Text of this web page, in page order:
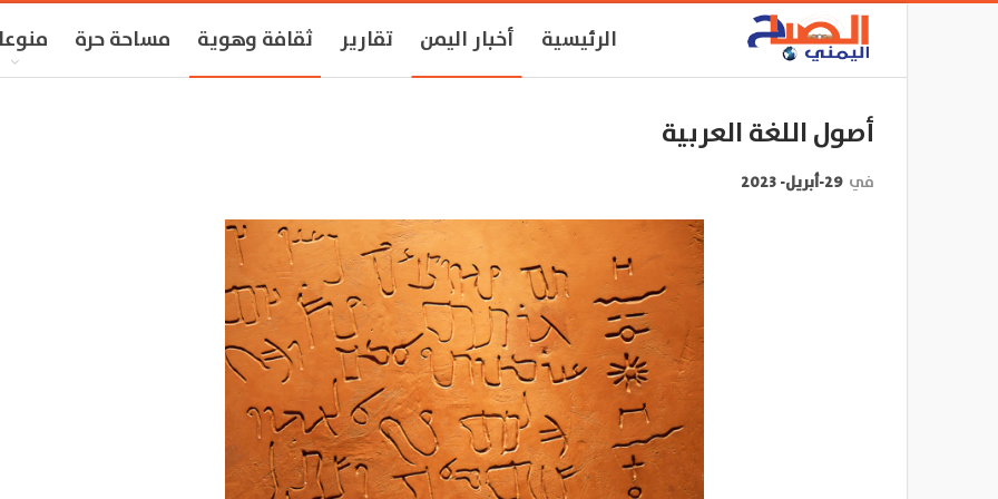
الرئيسية أخبار اليمن تقارير ثقافة وهوية مساحة حرة
أصول اللغة العربية
في 29-أبريل- 2023